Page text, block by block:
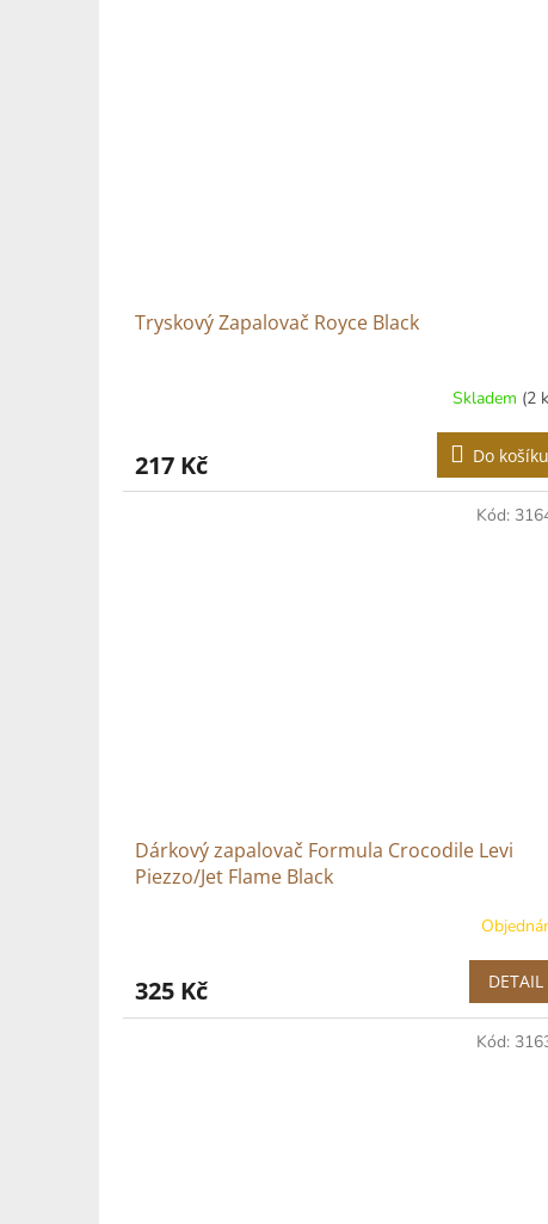
Tryskový Zapalovač Royce Black
Skladem (2
217 Kč Do košíku
Dárkový zapalovač Formula Crocodile Levi
Piezzo/Jet Flame Black
325 Kč DETAIL
Kód:
Kód: